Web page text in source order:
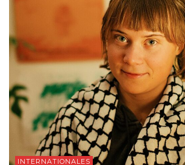
INTERNATIONALES